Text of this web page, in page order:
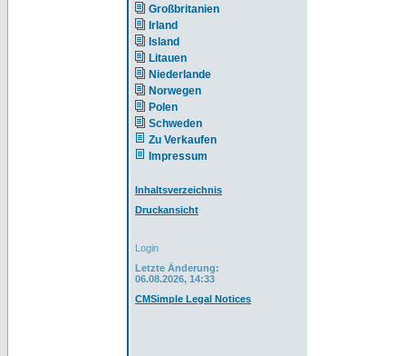
Großbritanien
Irland
Island
Litauen
Niederlande
Norwegen
Polen
Schweden
Zu Verkaufen
Impressum
Inhaltsverzeichnis
Druckansicht
Login
Letzte Änderung:
06.08.2026, 14:33
CMSimple Legal Notices